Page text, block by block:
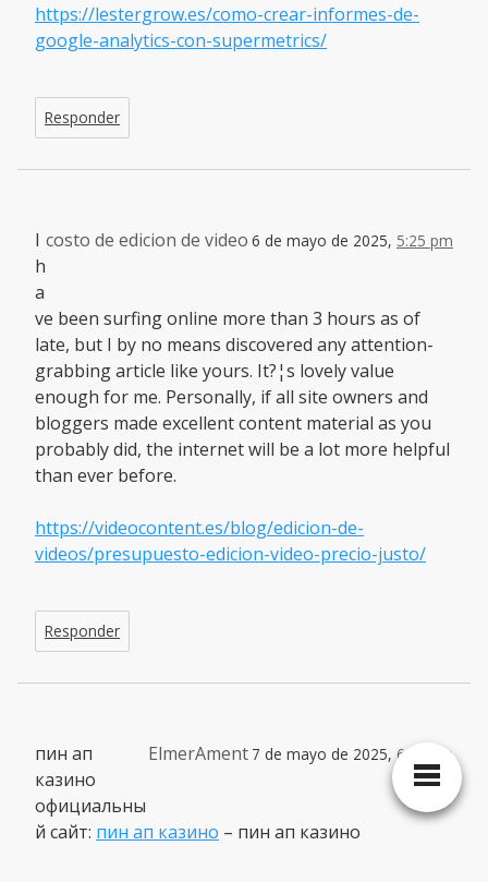
https://lestergrow.es/como-crear-informes-de-
google-analytics-con-supermetrics/
Responder
costo de edicion de video 6 de mayo de 2025, 5:25 pm
I
h
a
ve been surfing online more than 3 hours as of
late, but I by no means discovered any attention-
grabbing article like yours. It?¦s lovely value
enough for me. Personally, if all site owners and
bloggers made excellent content material as you
probably did, the internet will be a lot more helpful
than ever before.
https://videocontent.es/blog/edicion-de-
videos/presupuesto-edicion-video-precio-justo/
Responder
ElmerAment 7 de mayo de 2025, 6:23 am
пин ап
казино
официальны
й сайт: пин ап казино – пин ап казино